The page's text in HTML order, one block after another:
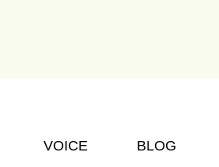
VOICE BLOG